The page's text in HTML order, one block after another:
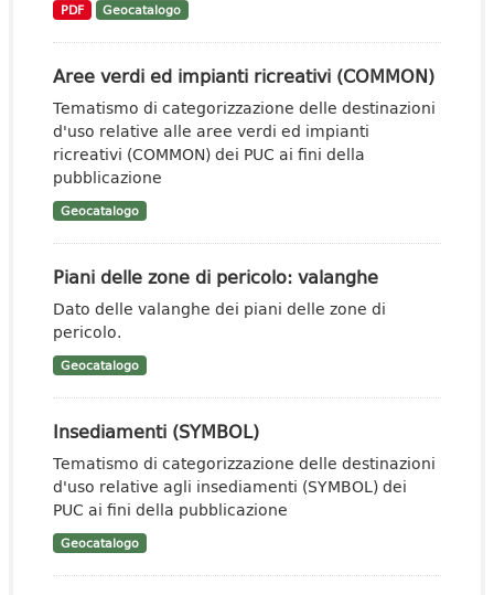
PDF Geocatalogo
Aree verdi ed impianti ricreativi (COMMON)
Tematismo di categorizzazione delle destinazioni
d'uso relative alle aree verdi ed impianti
ricreativi (COMMON) dei PUC ai fini della
pubblicazione
Geocatalogo
Piani delle zone di pericolo: valanghe
Dato delle valanghe dei piani delle zone di
pericolo.
Geocatalogo
Insediamenti (SYMBOL)
Tematismo di categorizzazione delle destinazioni
d'uso relative agli insediamenti (SYMBOL) dei
PUC ai fini della pubblicazione
Geocatalogo